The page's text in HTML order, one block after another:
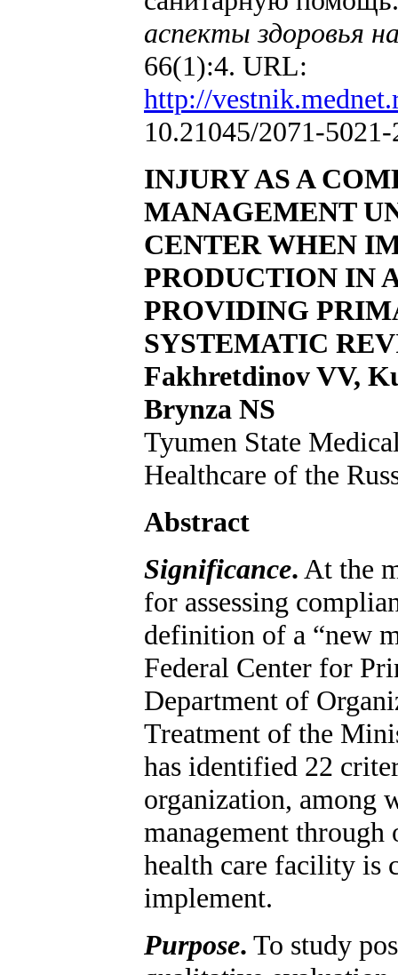
аспекты здоровья
66(1):4. URL:
http://
10.21045/2071-
INJURY AS A
MANAGEMENT
CENTER WHEN
PRODUCTION IN
PROVIDING
SYSTEMATIC
Fakhretdinov VV,
Brynza NS
Tyumen State
Healthcare of the
Abstract
Significance. At the
for assessing
definition of a “new
Federal Center for
Department of
Treatment of the
has identified 22
organization, among
management
health care facility is
implement.
Purpose. To study